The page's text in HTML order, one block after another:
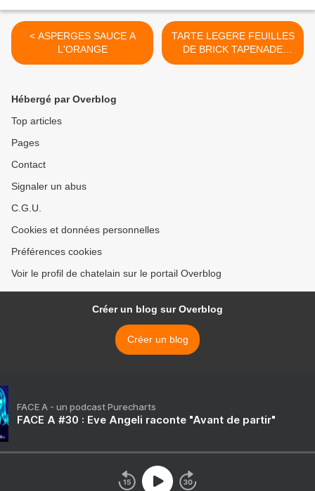
< ASPERGES SAUCE A
L'ORANGE
TARTE LEGERE FEUILLES
DE BRICK TAPENADE
COURGETTES >
Hébergé par Overblog
Top articles
Pages
Contact
Signaler un abus
C.G.U.
Cookies et données personnelles
Préférences cookies
Voir le profil de chatelain sur le portail Overblog
Créer un blog sur Overblog
Créer un blog
FACE A - un podcast Purecharts
FACE A #30 : Eve Angeli raconte "Avant de partir"